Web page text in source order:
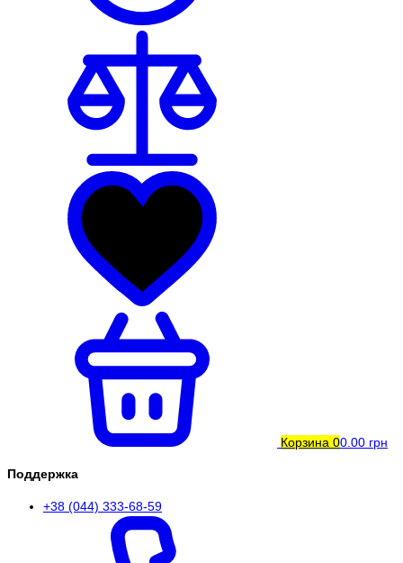
Корзина 00.00 грн
Поддержка
+38 (044) 333-68-59